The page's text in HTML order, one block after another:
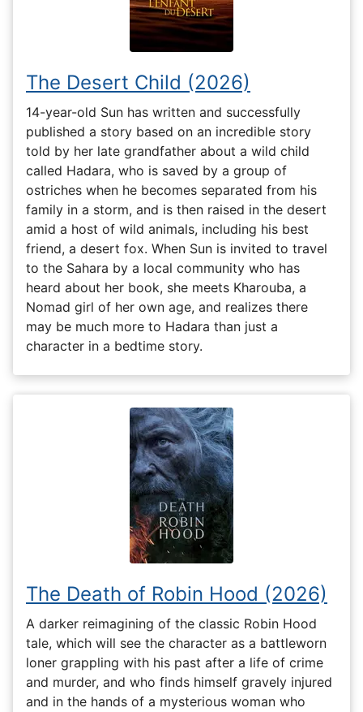
The Desert Child (2026)
14-year-old Sun has written and successfully
published a story based on an incredible story
told by her late grandfather about a wild child
called Hadara, who is saved by a group of
ostriches when he becomes separated from his
family in a storm, and is then raised in the desert
amid a host of wild animals, including his best
friend, a desert fox. When Sun is invited to travel
to the Sahara by a local community who has
heard about her book, she meets Kharouba, a
Nomad girl of her own age, and realizes there
may be much more to Hadara than just a
character in a bedtime story.
The Death of Robin Hood (2026)
A darker reimagining of the classic Robin Hood
tale, which will see the character as a battleworn
loner grappling with his past after a life of crime
and murder, and who finds himself gravely injured
and in the hands of a mysterious woman who